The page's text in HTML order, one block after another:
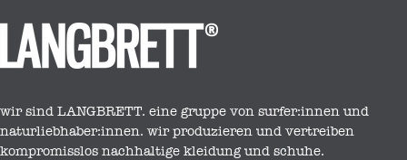
wir sind LANGBRETT. eine gruppe von surfer:innen und
naturliebhaber:innen. wir produzieren und vertreiben
kompromisslos nachhaltige kleidung und schuhe.